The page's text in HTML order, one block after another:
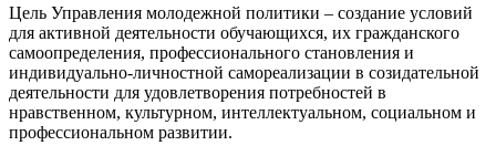
Цель Управления молодежной политики – создание условий
для активной деятельности обучающихся, их гражданского
самоопределения, профессионального становления и
индивидуально-личностной самореализации в созидательной
деятельности для удовлетворения потребностей в
нравственном, культурном, интеллектуальном, социальном и
профессиональном развитии.